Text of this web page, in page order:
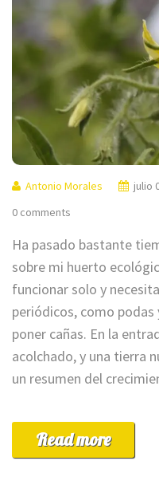
Antonio Morales julio
0 comments
Ha pasado bastante
sobre mi huerto
funcionar solo y
periódicos, como
poner cañas. En la
acolchado, y una tierra
un resumen del
Read more